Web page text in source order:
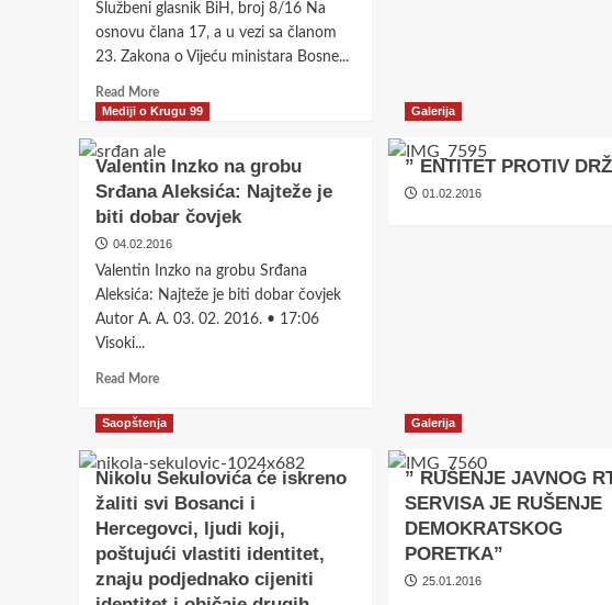
30.07.2026
Saopštenja
Politički preokret i ustavni
inžinjering Centralne izborne
komisije BiH
Službeni glasnik BiH, broj 8/16 Na
osnovu člana 17, a u vezi sa članom
23. Zakona o Vijeću ministara Bosne...
Read MoreRead
more
Tekst
ODLUKE
O
SISTEMU
EVROPSKIH
INTEGRACIJA
U
HERCEGOVINI
Mediji o Krugu 99
Valentin Inzko na grobu
Srđana Aleksića: Najteže je
biti dobar čovjek
04.02.2016
Valentin Inzko na grobu Srđana
Aleksića: Najteže je biti dobar čovjek
Autor A. A. 03. 02. 2016. • 17:06
Visoki...
Read MoreRead
about
Inzko
na
grobu
Srđana
Aleksića:
Najteže
je
Galerija
” ENTITET PROTIV
01.02.2016
Saopštenja
Nikolu Sekulovića će iskreno
žaliti svi Bosanci i
Hercegovci, ljudi koji,
poštujući vlastiti identitet,
znaju podjednako cijeniti
Galerija
” RUŠENJE JAVNOG
SERVISA JE RUŠENJE
DEMOKRATSKOG
PORETKA”
25.01.2016